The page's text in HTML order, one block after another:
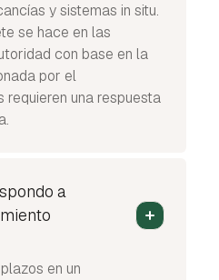
y sistemas in situ.
se hace en las
con base en la
por el
requieren una respuesta
a
en un